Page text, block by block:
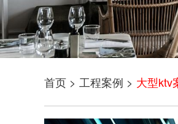
首页 > 工程案例 > 大型ktv